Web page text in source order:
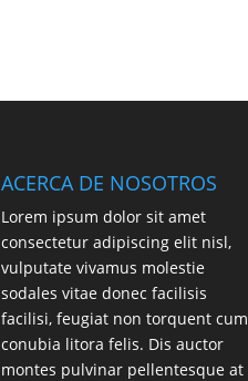
ACERCA DE NOSOTROS
Lorem ipsum dolor sit amet
consectetur adipiscing elit nisl,
vulputate vivamus molestie
sodales vitae donec facilisis
facilisi, feugiat non torquent cum
conubia litora felis. Dis auctor
montes pulvinar pellentesque at